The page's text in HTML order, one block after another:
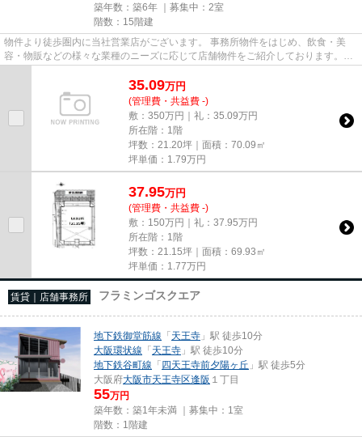
築年数：築6年 ｜募集中： 2室
階数：15階建
物件より徒歩圏内に当社営業店がございます。 事務所物件をはじめ、飲食・美
容・物販などの様々な業種のニーズに応じて店舗物件をご紹介しております。
尚、弊社ではおとり広告は一切...
35.09万円
(管理費・共益費 -)
敷：350万円｜礼：35.09万円
所在階：1階
坪数：21.20坪｜面積：70.09㎡
坪単価： 1.79万円
37.95万円
(管理費・共益費 -)
敷：150万円｜礼：37.95万円
所在階：1階
坪数：21.15坪｜面積：69.93㎡
坪単価： 1.77万円
賃貸｜店舗事務所 フラミンゴスクエア
地下鉄御堂筋線 「天王寺 」駅 徒歩10分
大阪環状線 「天王寺 」駅 徒歩10分
地下鉄谷町線 「四天王寺前夕陽ヶ丘 」駅 徒歩5分
大阪府大阪市天王寺区逢阪 １丁目
55万円
築年数：築1年未満 ｜募集中： 1室
階数：1階建